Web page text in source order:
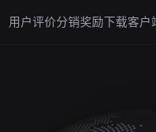
用户评价分销奖励下载客户